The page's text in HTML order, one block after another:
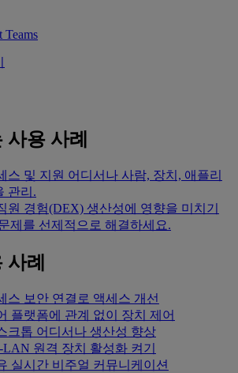
Teams
사용 사례
스 및 지원 어디서나 사람, 장치, 애플리
관리.
원 경험(DEX) 생산성에 영향을 미치기
제를 선제적으로 해결하세요.
례
스 보안 연결로 액세스 개선
플랫폼에 관계 없이 장치 제어
크톱 어디서나 생산성 향상
LAN 원격 장치 활성화 켜기
실시간 비주얼 커뮤니케이션